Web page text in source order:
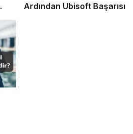
Ardından Ubisoft Başarısı